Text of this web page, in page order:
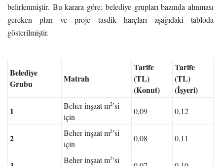
belirlenmiştir. Bu karara göre; belediye grupları bazında alınması
gereken plan ve proje tasdik harçları aşağıdaki tabloda
gösterilmiştir.
Belediye
Grubu
Matrah
Tarife
(TL)
(Konut)
Tarife
(TL)
(İşyeri)
1
Beher inşaat m2’si
için
0,09 0,12
2 Beher inşaat m2’si
için
0,08 0,11
Beher inşaat m2’si